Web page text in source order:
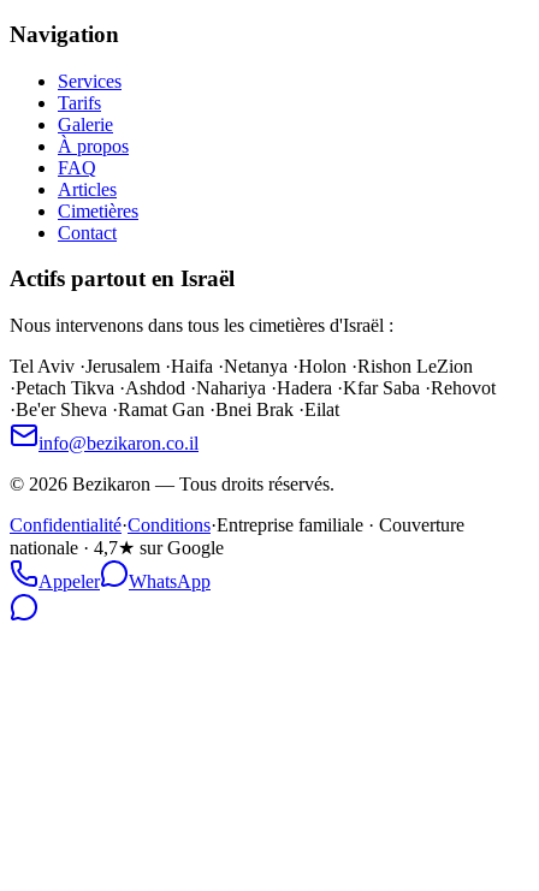
Navigation
Services
Tarifs
Galerie
À propos
FAQ
Articles
Cimetières
Contact
Actifs partout en Israël
Nous intervenons dans tous les cimetières d'Israël :
Tel Aviv ·Jerusalem ·Haifa ·Netanya ·Holon ·Rishon LeZion
·Petach Tikva ·Ashdod ·Nahariya ·Hadera ·Kfar Saba ·Rehovot
·Be'er Sheva ·Ramat Gan ·Bnei Brak ·Eilat
info@bezikaron.co.il
© 2026 Bezikaron — Tous droits réservés.
Confidentialité·Conditions·Entreprise familiale · Couverture
nationale · 4,7★ sur Google
Appeler
WhatsApp